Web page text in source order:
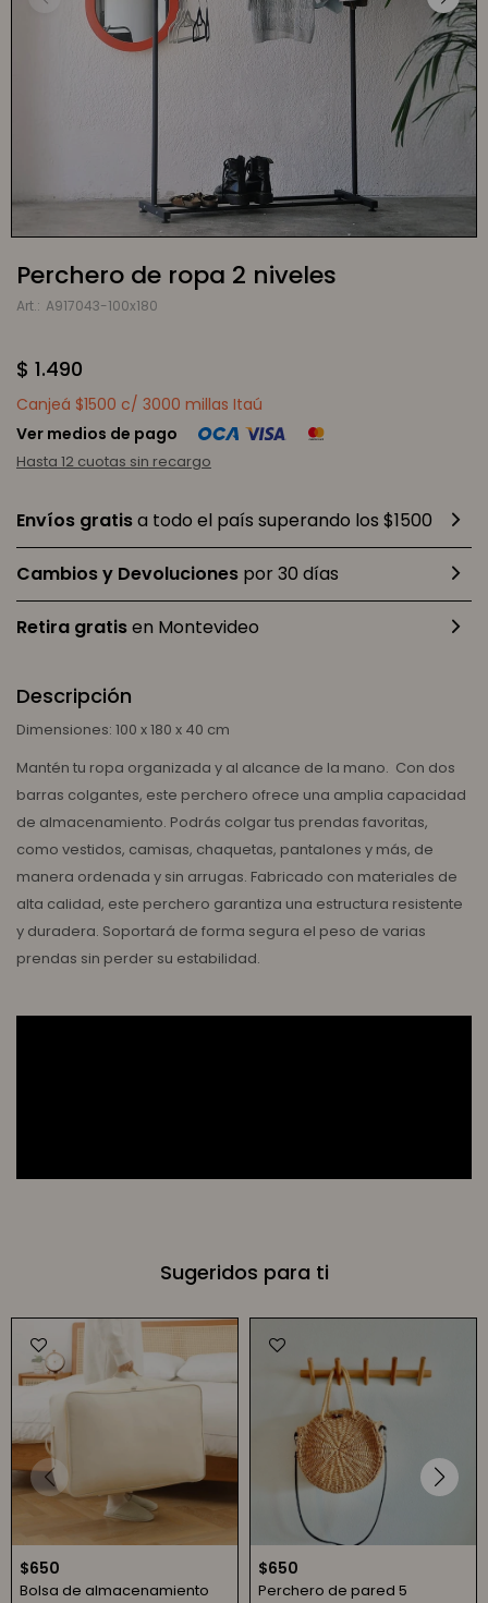
Perchero de ropa 2 niveles
A917043-100x180
$ 1.490
Canjeá $1500 c/ 3000 millas Itaú
Ver medios de pago
Hasta 12 cuotas sin recargo
Envíos gratisa todo el país superando los $1500
Cambios y Devoluciones por 30 días
Retira gratisen Montevideo
Descripción
Dimensiones: 100 x 180 x 40 cm
Mantén tu ropa organizada y al alcance de la mano. Con dos
barras colgantes, este perchero ofrece una amplia capacidad
de almacenamiento. Podrás colgar tus prendas favoritas,
como vestidos, camisas, chaquetas, pantalones y más, de
manera ordenada y sin arrugas. Fabricado con materiales de
alta calidad, este perchero garantiza una estructura resistente
y duradera. Soportará de forma segura el peso de varias
prendas sin perder su estabilidad.
Sugeridos para ti
$650
Bolsa de almacenamiento
$650
Perchero de pared 5